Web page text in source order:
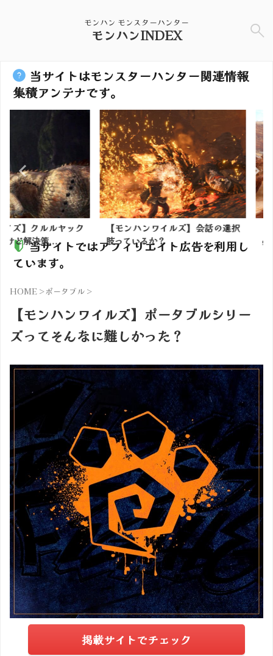
モンハン モンスターハンター
モンハンINDEX
当サイトはモンスターハンター関連情報
集積アンテナです。
ルヤック
策...
【モンハンワイルズ】会話の選択
肢っているか？
【モンハ
必須？その
当サイトではアフィリエイト広告を利用し
ています。
HOME >ポータブル >
【モンハンワイルズ】ポータブルシリー
ズってそんなに難しかった？
掲載サイトでチェック